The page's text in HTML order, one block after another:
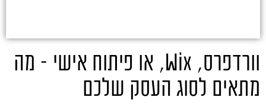
וורדפרס, Wix, או פיתוח אישי – מה
מתאים לסוג העסק שלכם